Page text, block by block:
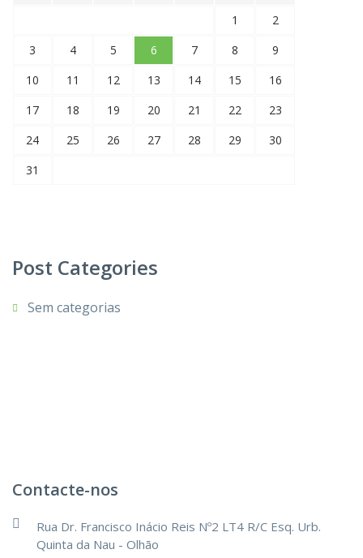
1
2
3
4 5 6 7 8
9
10
11 12 13 14 15
16
17
18 19 20 21 22
23
24
25 26 27 28 29
30
31
Post Categories
Sem categorias
Contacte-nos
Rua Dr. Francisco Inácio Reis Nº2 LT4 R/C Esq. Urb.
Quinta da Nau - Olhão